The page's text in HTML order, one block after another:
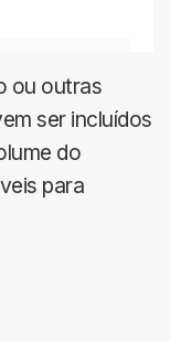
ou outras
ser incluídos
do
para